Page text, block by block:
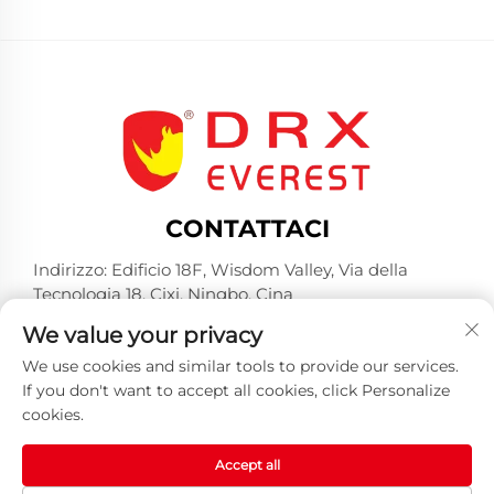
CONTATTACI
Indirizzo: Edificio 18F, Wisdom Valley, Via della
Tecnologia 18, Cixi, Ningbo, Cina
Tel: +86-574-23660321
E-mail:[email protected]
We value your privacy
We use cookies and similar tools to provide our services.
If you don't want to accept all cookies, click Personalize
cookies.
Accept all